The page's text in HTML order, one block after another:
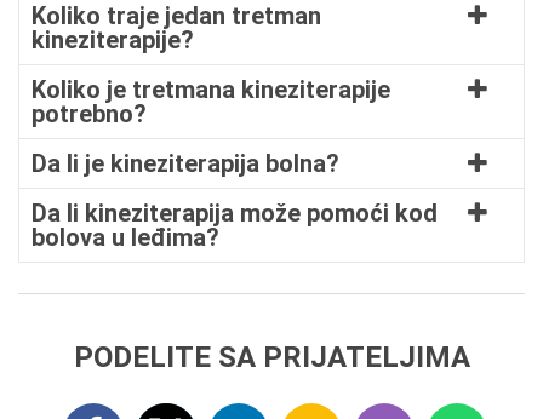
Koliko traje jedan tretman
kineziterapije?
Koliko je tretmana kineziterapije
potrebno?
Da li je kineziterapija bolna?
Da li kineziterapija može pomoći kod
bolova u leđima?
PODELITE SA PRIJATELJIMA